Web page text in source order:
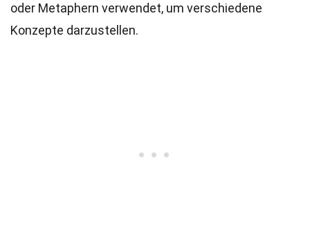
oder Metaphern verwendet, um verschiedene
Konzepte darzustellen.